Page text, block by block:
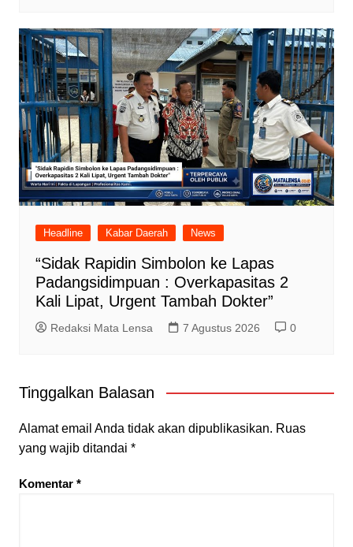
Headline Kabar Daerah News
“Sidak Rapidin Simbolon ke Lapas
Padangsidimpuan : Overkapasitas 2
Kali Lipat, Urgent Tambah Dokter”
Redaksi Mata Lensa 7 Agustus 2026 0
Tinggalkan Balasan
Alamat email Anda tidak akan dipublikasikan. Ruas
yang wajib ditandai *
Komentar *